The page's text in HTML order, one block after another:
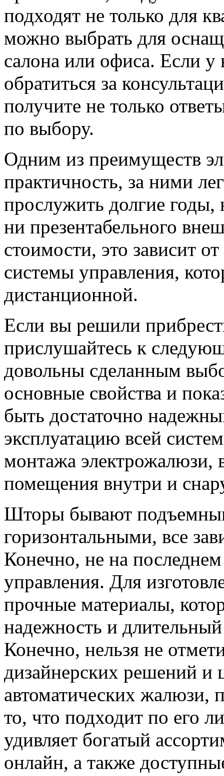
подходят не только для
можно выбрать для
салона или офиса. Если у
обратиться за
получите не только
по выбору.
Одним из преимуществ
практичность, за ними
прослужить долгие годы,
ни презентабельного
стоимости, это зависит
системы управления,
дистанционной.
Если вы решили
прислушайтесь к
довольны сделанным
основные свойства и
быть достаточно
эксплуатацию всей
монтажа электрожалюзи,
помещения внутри и
Шторы бывают
горизонтальными, все
Конечно, не на
управления. Для
прочные материалы,
надежность и
Конечно, нельзя не
дизайнерских решений и
автоматических жалюзи,
то, что подходит по его
удивляет богатый
онлайн, а также